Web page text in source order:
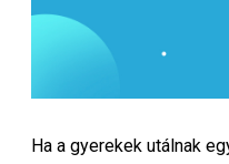
Ha a gyerekek utálnak